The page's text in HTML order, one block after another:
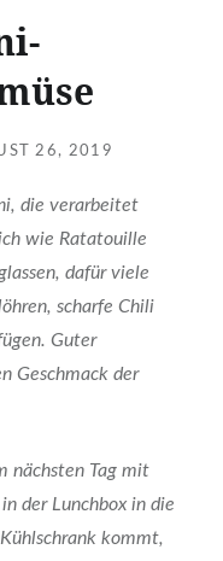
26, 2019
die verarbeitet
wie Ratatouille
dafür viele
scharfe Chili
Guter
Geschmack der
nächsten Tag mit
der Lunchbox in die
kommt,